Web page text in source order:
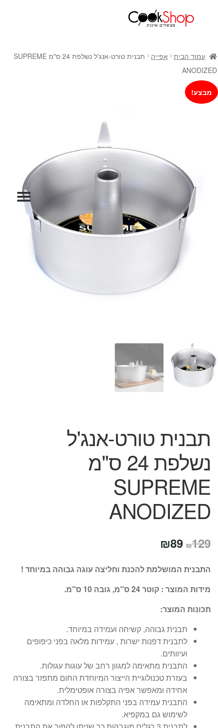
חנות
כלי בישול
סירים
מחבתות
כלי הגשה ואירוח
אפייה
קפה ותה
גיפט קארד
כלי בית
המותגים שלנו
מתנות לחנוכת בית
מתנות למטבח
מתכונים שלכם
עמוד הבית אפייה
תבנית טורט-אנג'ל נשלפת 24 ס"מ SUPREME
ANODIZED
מבצע!
תבנית טורט-אנג'ל
נשלפת 24 ס"מ
SUPREME
ANODIZED
₪129 המחיר
היה:
₪129.
₪89
הוא:
₪89.
התבנית המושלמת להכנת וחליצה עוגה גבוהה במיוחד !
מידות המוצר : קוטר 24 ס"מ, גובה 10 ס"מ.
תכונות המוצר:
תבנית גבוהה, קשיחה ועמידה במיוחד.
לתבנית דפנות ישרות , עמידות מלאה בפני כיפופים
ועיוותים.
התבנית מתאימה למגוון רחב של עוגות עגולות.
בעזרת טכנולוגיית הייצור המיוחדת החום מתפזר בצורה
אחידה ומאפשר אפיה בצורה אופטימלית.
התבנית עמידה בפני התקלפות או החלדה ומתאימה
לשימוש גם במקפיא.